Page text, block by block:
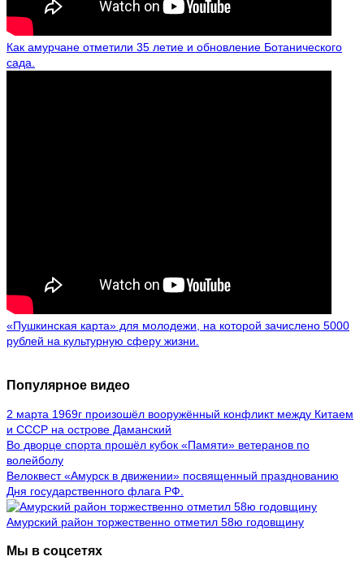
Как амурчане отметили 35 летие и обновление Ботанического
сада.
«Пушкинская карта» для молодежи, на которой зачислено 5000
рублей на культурную сферу жизни.
Популярное видео
2 марта 1969г произошёл вооружённый конфликт между Китаем
и СССР на острове Даманский
Во дворце спорта прошёл кубок «Памяти» ветеранов по
волейболу
Велоквест «Амурск в движении» посвященный празднованию
Дня государственного флага РФ.
Амурский район торжественно отметил 58ю годовщину
Мы в соцсетях